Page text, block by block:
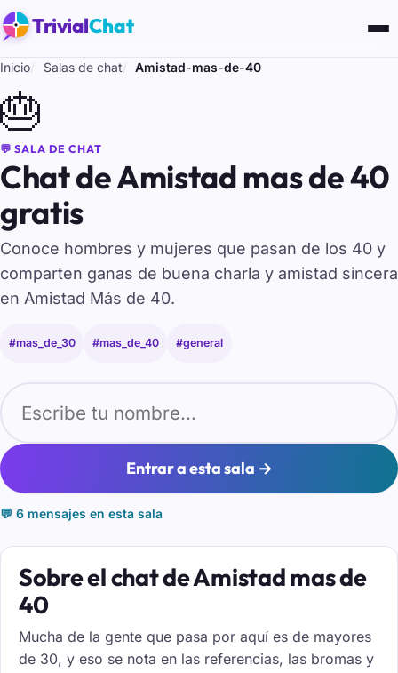
TrivialChat
Inicio Salas de chat Amistad-mas-de-40
🎂
💬 SALA DE CHAT
Chat de Amistad mas de 40
gratis
Conoce hombres y mujeres que pasan de los 40 y
comparten ganas de buena charla y amistad sincera
en Amistad Más de 40.
#mas_de_30 #mas_de_40 #general
Entrar a esta sala →
💬 6 mensajes en esta sala
Sobre el chat de Amistad mas de
40
Mucha de la gente que pasa por aquí es de mayores
de 30, y eso se nota en las referencias, las bromas y